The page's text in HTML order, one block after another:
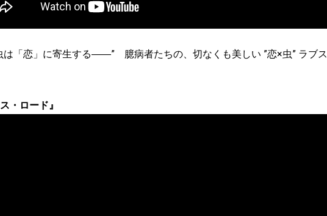
は「恋」に寄生する――” 臆病者たちの、切なくも美しい ”恋×虫” ラブ
・ロード』